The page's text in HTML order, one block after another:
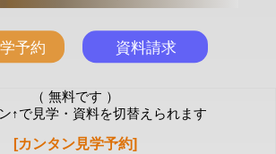
（ 無料です ）
↑で見学・資料を切替えられます
[カンタン見学予約]